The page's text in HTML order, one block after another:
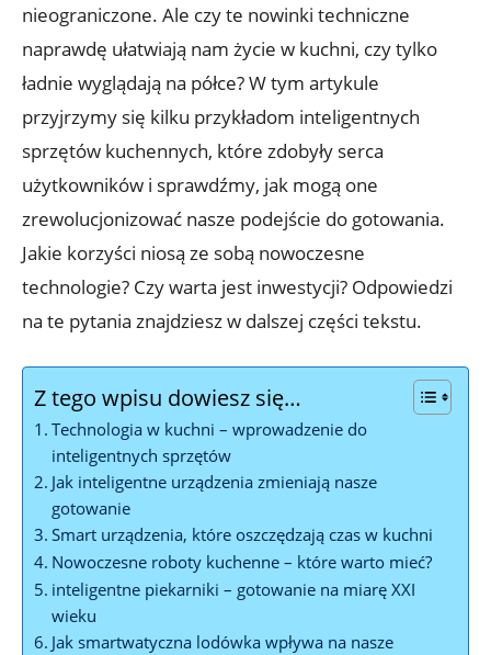
nieograniczone. Ale czy te nowinki techniczne
naprawdę ułatwiają nam życie w kuchni, czy tylko
ładnie wyglądają na półce? W tym artykule
przyjrzymy się kilku przykładom inteligentnych
sprzętów kuchennych, które zdobyły serca
użytkowników i sprawdźmy, jak mogą one
zrewolucjonizować nasze podejście do gotowania.
Jakie korzyści niosą ze sobą nowoczesne
technologie? Czy warta jest inwestycji? Odpowiedzi
na te pytania znajdziesz w dalszej części tekstu.
Z tego wpisu dowiesz się…
Technologia w kuchni – wprowadzenie do
inteligentnych sprzętów
Jak inteligentne urządzenia zmieniają nasze
gotowanie
Smart urządzenia, które oszczędzają czas w kuchni
Nowoczesne roboty kuchenne – które warto mieć?
inteligentne piekarniki – gotowanie na miarę XXI
wieku
Jak smartwatyczna lodówka wpływa na nasze